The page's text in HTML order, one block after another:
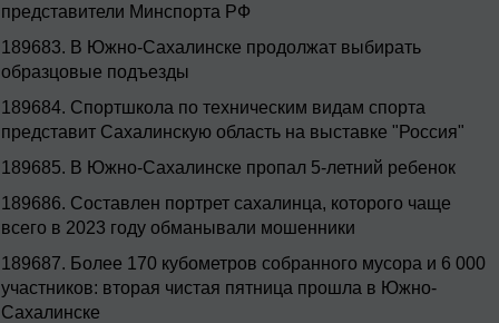
представители Минспорта РФ
189683. В Южно-Сахалинске продолжат выбирать
образцовые подъезды
189684. Спортшкола по техническим видам спорта
представит Сахалинскую область на выставке "Россия"
189685. В Южно-Сахалинске пропал 5-летний ребенок
189686. Составлен портрет сахалинца, которого чаще
всего в 2023 году обманывали мошенники
189687. Более 170 кубометров собранного мусора и 6 000
участников: вторая чистая пятница прошла в Южно-
Сахалинске